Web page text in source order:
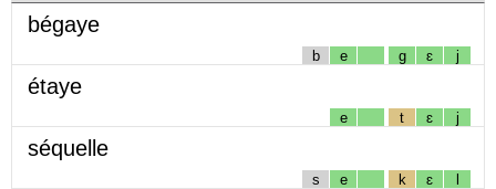
bégaye
b e g ɛ j
étaye
e t ɛ j
séquelle
s e k ɛ l